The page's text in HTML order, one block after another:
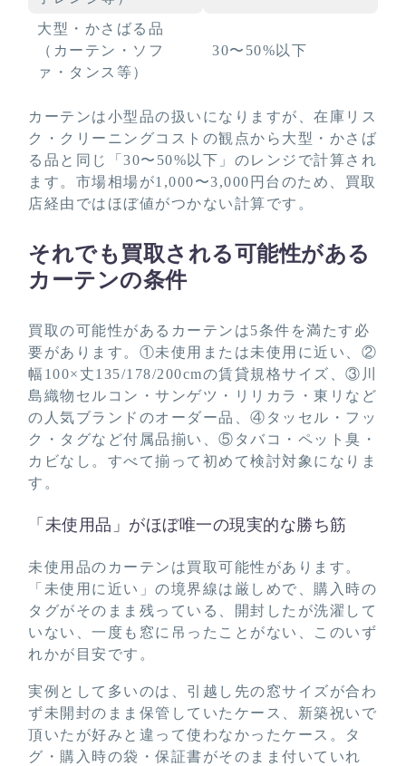
大型・かさばる品
（カーテン・ソフ
ァ・タンス等）
30〜50%以下
カーテンは小型品の扱いになりますが、在庫リス
ク・クリーニングコストの観点から大型・かさば
る品と同じ「30〜50%以下」のレンジで計算され
ます。市場相場が1,000〜3,000円台のため、買取
店経由ではほぼ値がつかない計算です。
それでも買取される可能性がある
カーテンの条件
買取の可能性があるカーテンは5条件を満たす必
要があります。①未使用または未使用に近い、②
幅100×丈135/178/200cmの賃貸規格サイズ、③川
島織物セルコン・サンゲツ・リリカラ・東リなど
の人気ブランドのオーダー品、④タッセル・フッ
ク・タグなど付属品揃い、⑤タバコ・ペット臭・
カビなし。すべて揃って初めて検討対象になりま
す。
「未使用品」がほぼ唯一の現実的な勝ち筋
未使用品のカーテンは買取可能性があります。
「未使用に近い」の境界線は厳しめで、購入時の
タグがそのまま残っている、開封したが洗濯して
いない、一度も窓に吊ったことがない、このいず
れかが目安です。
実例として多いのは、引越し先の窓サイズが合わ
ず未開封のまま保管していたケース、新築祝いで
頂いたが好みと違って使わなかったケース。タ
グ・購入時の袋・保証書がそのまま付いていれ